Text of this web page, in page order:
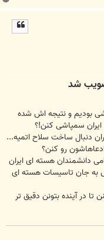
بودیم و نتیجه اش شده
ایران سمپاشی کنن!؟
دنبال ساخت سلاح اتمیه...
رو کنن؟
دانشمندان هسته ای ایران
به جان تاسیسات هسته ای
تا در آینده بتونن دقیق تر